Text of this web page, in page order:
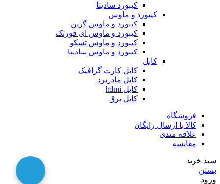
کیبورد سادیتا
کیبورد و ماوس
کیبورد و ماوس گرین
کیبورد و ماوس ای فورتک
کیبورد و ماوس تسکو
کیبورد و ماوس سادیتا
کابل
کابل کارت گرافیک
کابل مادربرد
کابل hdmi
کابل برق
فروشگاه
کالا با ارسال رایگان
علاقه مندی
مقایسه
سبد خرید
بستن
ورود